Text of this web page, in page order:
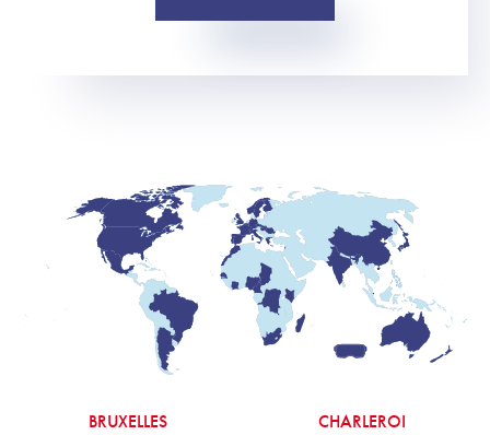
BRUXELLES CHARLEROI